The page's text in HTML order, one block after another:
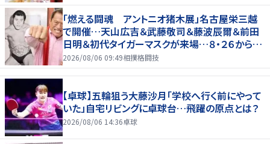
「燃える闘魂 アントニオ猪木展」名古屋栄三越
で開催…天山広吉＆武藤敬司＆藤波辰爾＆前田
日明＆初代タイガーマスクが来場…８・２６から９・
７まで
2026/08/06 09:49相撲格闘技
【卓球】五輪狙う大藤沙月「学校へ行く前にやって
いた」自宅リビングに卓球台…飛躍の原点とは？
2026/08/06 14:36卓球